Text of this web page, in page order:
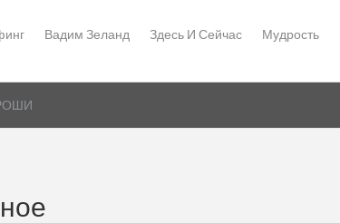
Вадим Зеланд Здесь И Сейчас Мудрость